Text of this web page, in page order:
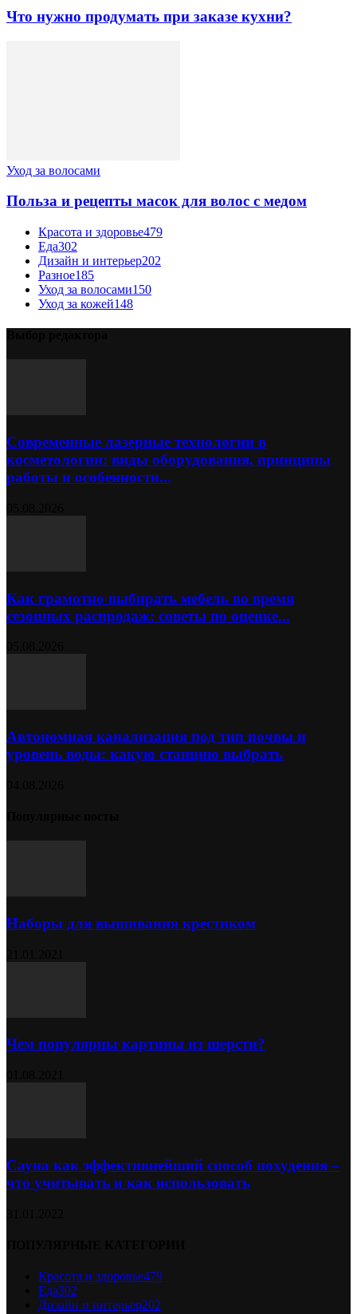
Что нужно продумать при заказе кухни?
Уход за волосами
Польза и рецепты масок для волос с медом
Красота и здоровье479
Еда302
Дизайн и интерьер202
Разное185
Уход за волосами150
Уход за кожей148
Современные лазерные технологии в
косметологии: виды оборудования, принципы
работы и особенности...
Как грамотно выбирать мебель во время
сезонных распродаж: советы по оценке...
Автономная канализация под тип почвы и
уровень воды: какую станцию выбрать
Наборы для вышивания крестиком
Чем популярны картины из шерсти?
Сауна как эффективнейший способ похудения –
что учитывать и как использовать
Красота и здоровье479
Еда302
Дизайн и интерьер202